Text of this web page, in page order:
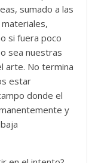
sumado a las
si fuera poco
sea nuestras
arte. No termina
estar
donde el
y